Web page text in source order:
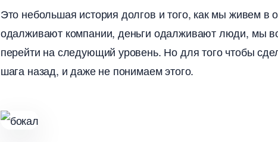
Это небольшая история долгов и того, как мы живем в
одалживают компании, деньги одалживают люди, мы
перейти на следующий уровень. Но для того чтобы
шага назад, и даже не понимаем этого.